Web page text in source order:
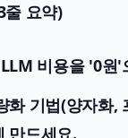
줄 요약)
비용을 '0원'
화 기법(양자화,